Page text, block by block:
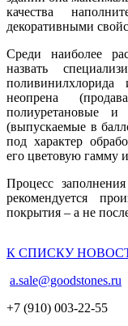
качества
декоративными
Среди наиболее
назвать
поливинилхлорида
неопрена
полиуретановые и
(выпускаемые в
под характер
его цветовую гамму
Процесс
рекомендуется
покрытия – а не
К СПИСКУ
a.sale@goodstones.ru
+7 (910) 003-22-55